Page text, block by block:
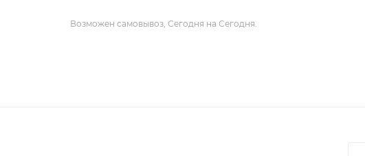
Возможен самовывоз, Сегодня на Сегодня.